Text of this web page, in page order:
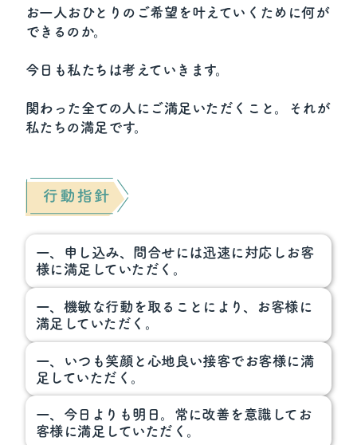
お一人おひとりのご希望を叶えていくために何が
できるのか。
今日も私たちは考えていきます。
関わった全ての人にご満足いただくこと。それが
私たちの満足です。
一、申し込み、問合せには迅速に対応しお客
様に満足していただく。
一、機敏な行動を取ることにより、お客様に
満足していただく。
一、いつも笑顔と心地良い接客でお客様に満
足していただく。
一、今日よりも明日。常に改善を意識してお
客様に満足していただく。